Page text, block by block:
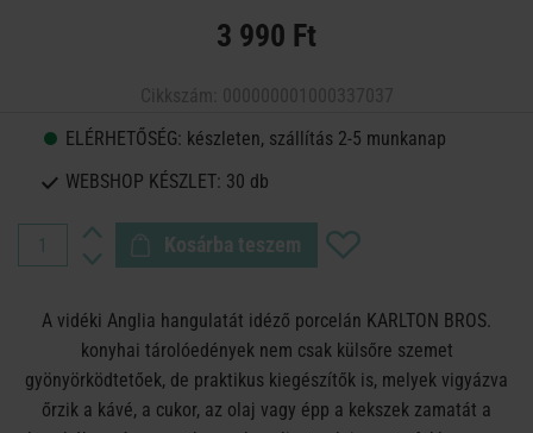
3 990 Ft
ELÉRHETŐSÉG: készleten, szállítás 2-5 munkanap
WEBSHOP KÉSZLET: 30 db
Kosárba teszem
A vidéki Anglia hangulatát idéző porcelán KARLTON BROS.
konyhai tárolóedények nem csak külsőre szemet
gyönyörködtetőek, de praktikus kiegészítők is, melyek vigyázva
őrzik a kávé, a cukor, az olaj vagy épp a kekszek zamatát a